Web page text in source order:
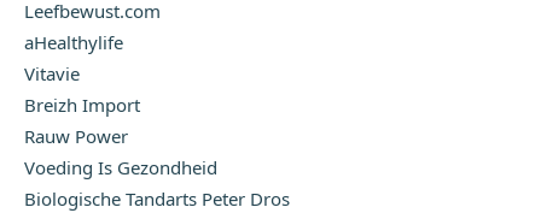
Leefbewust.com
aHealthylife
Vitavie
Breizh Import
Rauw Power
Voeding Is Gezondheid
Biologische Tandarts Peter Dros